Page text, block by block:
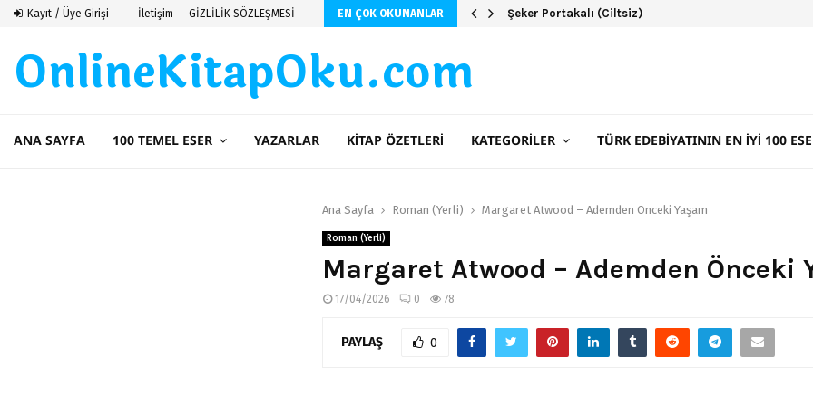
Kayıt / Üye Girişi İletişim GİZLİLİK SÖZLEŞMESİ EN ÇOK OKUNANLAR
Saint Exupery Şeker Portakalı (Ciltsiz)
OnlineKitapOku.com
ANA SAYFA 100 TEMEL ESER YAZARLAR KITAP ÖZETLERI KATEGORILER TÜRK EDEBIYATININ EN İYI 100
Ana Sayfa Roman (Yerli) Margaret Atwood – Ademden Önceki Yaşam
Roman (Yerli)
Margaret Atwood – Ademden Önceki
17/04/2026 0 78
PAYLAŞ 0